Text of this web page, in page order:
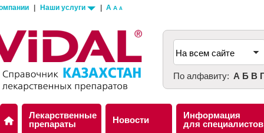
Наши услуги A A A
По алфавиту: А Б В
Лекарственные
препараты
Новости
Информация
для специалистов